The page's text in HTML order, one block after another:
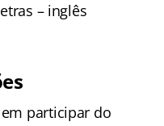
– inglês
participar do